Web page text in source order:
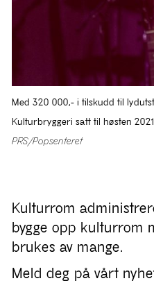
Med 320 000,- i tilskudd til
Kulturbryggeri satt til høsten
PRS/Popsenteret
Kulturrom
bygge opp kulturrom
brukes av mange.
Meld deg på vårt